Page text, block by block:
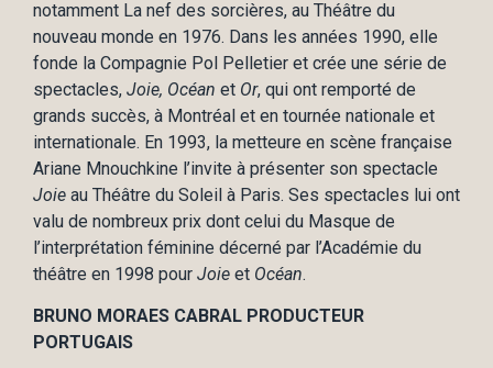
notamment La nef des sorcières, au Théâtre du
nouveau monde en 1976. Dans les années 1990, elle
fonde la Compagnie Pol Pelletier et crée une série de
spectacles, Joie, Océan et Or, qui ont remporté de
grands succès, à Montréal et en tournée nationale et
internationale. En 1993, la metteure en scène française
Ariane Mnouchkine l’invite à présenter son spectacle
Joie au Théâtre du Soleil à Paris. Ses spectacles lui ont
valu de nombreux prix dont celui du Masque de
l’interprétation féminine décerné par l’Académie du
théâtre en 1998 pour Joie et Océan.
BRUNO MORAES CABRAL PRODUCTEUR
PORTUGAIS